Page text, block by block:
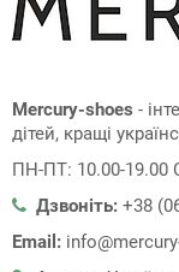
Mercury-shoes -
дітей, кращі
ПН-ПТ: 10.00-19.00
Дзвоніть: +38
Email: